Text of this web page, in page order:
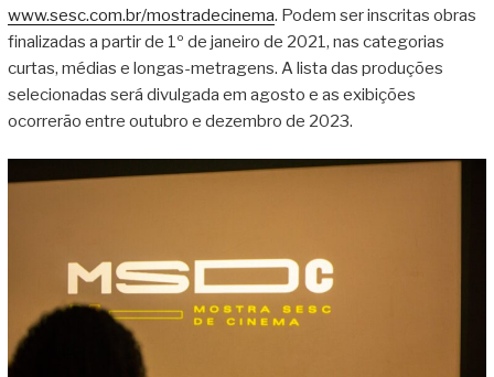
www.sesc.com.br/mostradecinema. Podem ser inscritas obras
finalizadas a partir de 1º de janeiro de 2021, nas categorias
curtas, médias e longas-metragens. A lista das produções
selecionadas será divulgada em agosto e as exibições
ocorrerão entre outubro e dezembro de 2023.